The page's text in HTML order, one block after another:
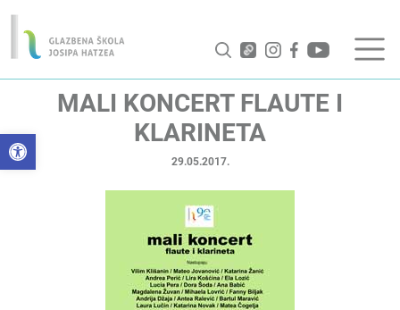
Open toolbar
MALI KONCERT FLAUTE I
KLARINETA
29.05.2017.